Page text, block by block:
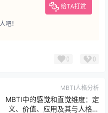
给TA打赏
吧！
0 0
MBTI人格分析
MBTI中的感觉和直觉维度：定
义、价值、应用及其与人格类